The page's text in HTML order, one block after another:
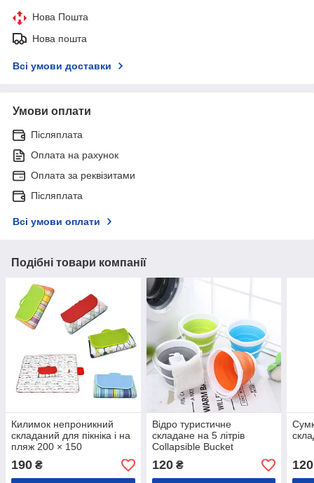
Нова Пошта
Нова пошта
Всі умови доставки
Умови оплати
Післяплата
Оплата на рахунок
Оплата за реквізитами
Післяплата
Всі умови оплати
Подібні товари компанії
Килимок непроникний
складаний для пікніка і на
пляж 200 × 150
190 ₴
Відро туристичне
складане на 5 літрів
Collapsible Bucket
120₴ 120